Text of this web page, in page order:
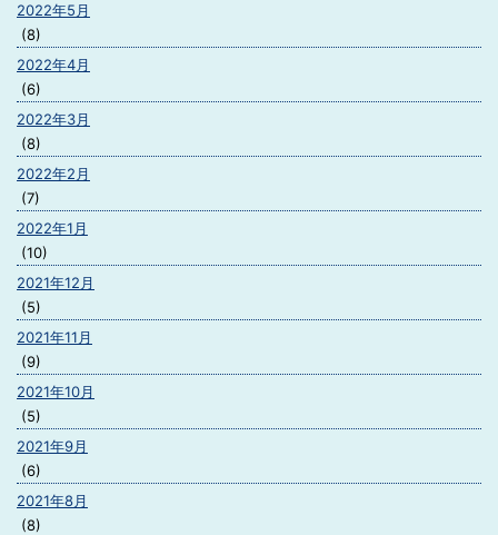
2022年5月
(8)
2022年4月
(6)
2022年3月
(8)
2022年2月
(7)
2022年1月
(10)
2021年12月
(5)
2021年11月
(9)
2021年10月
(5)
2021年9月
(6)
2021年8月
(8)